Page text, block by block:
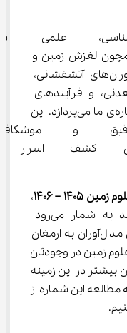
شناسی،
پدیده‌هایی همچون لغزش زمین و
زمین‌لرزه‌ها، شناخت سیلاب‌ها و فوران‌های آتشفشانی،
و مواد معدنی، و فرآیندهای
پیچیده رخ داده در سطح و درون سیاره‌ی ما می‌پردازد. این
و
کشف
1405 – 1406
،
افتخاری بزرگ و دستاوردی ارزشمند به شمار می‌رود
همچنین مزایای متعددی را نیز برای مدال‌آوران به ارمغان
علوم زمین در وجودتان
بیشتر در این زمینه
مطالعه این شماره از